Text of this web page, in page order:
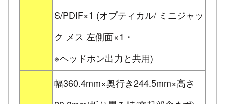
S/PDIF×1 (オプティカル/ ミニジャッ
ク メス 左側面×1・
※ヘッドホン出力と共用)
幅360.4mm×奥行き244.5mm×高さ